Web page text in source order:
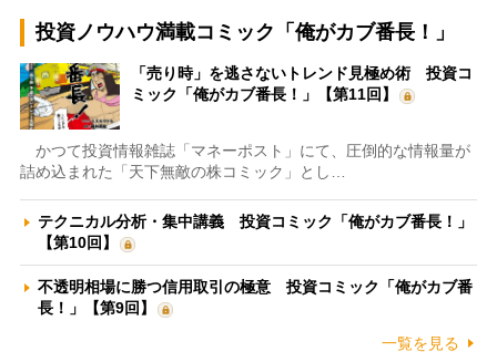
投資ノウハウ満載コミック「俺がカブ番長！」
「売り時」を逃さないトレンド見極め術 投資コ
ミック「俺がカブ番長！」【第11回】
かつて投資情報雑誌「マネーポスト」にて、圧倒的な情報量が
詰め込まれた「天下無敵の株コミック」とし…
テクニカル分析・集中講義 投資コミック「俺がカブ番長！」
【第10回】
不透明相場に勝つ信用取引の極意 投資コミック「俺がカブ番
長！」【第9回】
一覧を見る